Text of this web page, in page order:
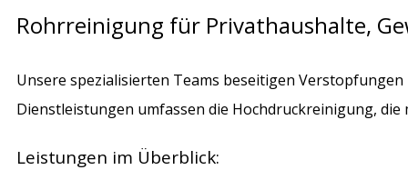
Rohrreinigung für Privathaushalte,
Unsere spezialisierten Teams beseitigen
Dienstleistungen umfassen die Hochdruckreinigung,
Leistungen im Überblick: